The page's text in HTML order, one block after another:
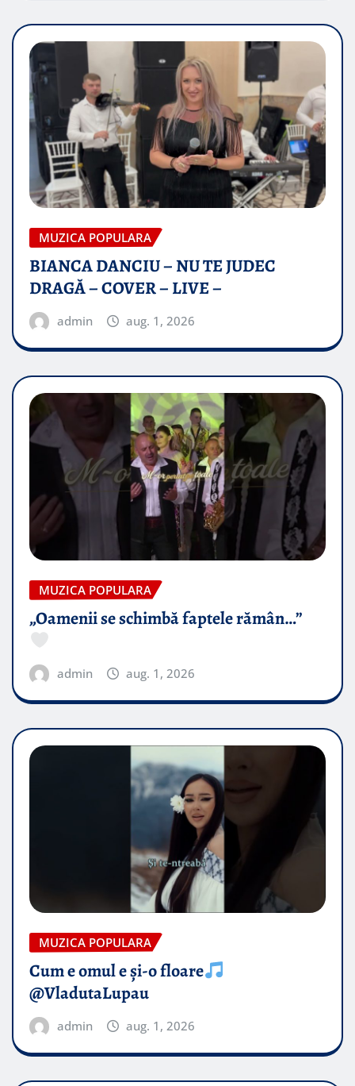
MUZICA POPULARA
BIANCA DANCIU – NU TE JUDEC
DRAGĂ – COVER – LIVE –
admin aug. 1, 2026
MUZICA POPULARA
„Oamenii se schimbă faptele rămân…”
admin aug. 1, 2026
MUZICA POPULARA
Cum e omul e și-o floare
@VladutaLupau
admin aug. 1, 2026